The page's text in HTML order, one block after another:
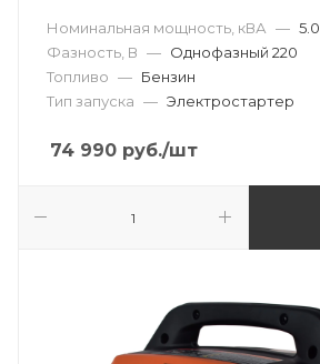
Номинальная мощность, кВА — 5.0
Фазность, В — Однофазный 220
Топливо — Бензин
Тип запуска — Электростартер
74 990 руб./шт